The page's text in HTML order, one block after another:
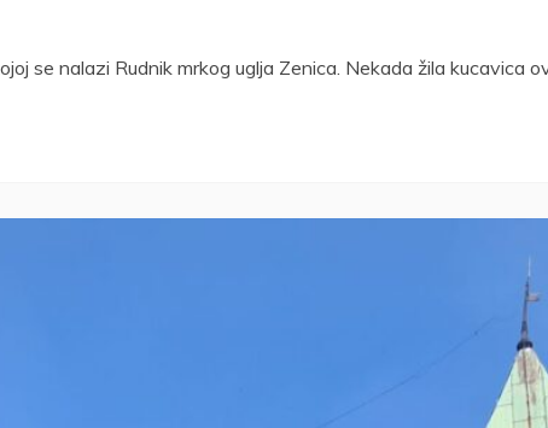
se nalazi Rudnik mrkog uglja Zenica. Nekada žila kucavica